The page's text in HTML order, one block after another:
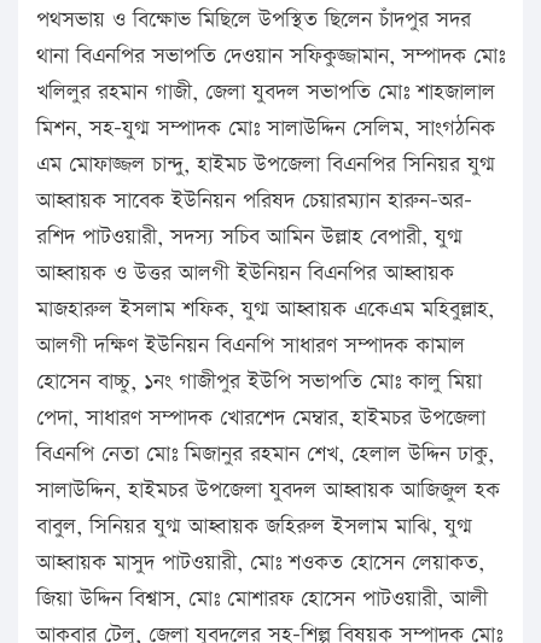
পথসভায় ও বিক্ষোভ মিছিলে উপস্থিত ছিলেন চাঁদপুর সদর
থানা বিএনপির সভাপতি দেওয়ান সফিকুজ্জামান, সম্পাদক মোঃ
খলিলুর রহমান গাজী, জেলা যুবদল সভাপতি মোঃ শাহজালাল
মিশন, সহ-যুগ্ম সম্পাদক মোঃ সালাউদ্দিন সেলিম, সাংগঠনিক
এম মোফাজ্জল চান্দু, হাইমচ উপজেলা বিএনপির সিনিয়র যুগ্ম
আহ্বায়ক সাবেক ইউনিয়ন পরিষদ চেয়ারম্যান হারুন-অর-
রশিদ পাটওয়ারী, সদস্য সচিব আমিন উল্লাহ বেপারী, যুগ্ম
আহ্বায়ক ও উত্তর আলগী ইউনিয়ন বিএনপির আহ্বায়ক
মাজহারুল ইসলাম শফিক, যুগ্ম আহ্বায়ক একেএম মহিবুল্লাহ,
আলগী দক্ষিণ ইউনিয়ন বিএনপি সাধারণ সম্পাদক কামাল
হোসেন বাচ্চু, ১নং গাজীপুর ইউপি সভাপতি মোঃ কালু মিয়া
পেদা, সাধারণ সম্পাদক খোরশেদ মেম্বার, হাইমচর উপজেলা
বিএনপি নেতা মোঃ মিজানুর রহমান শেখ, হেলাল উদ্দিন ঢাকু,
সালাউদ্দিন, হাইমচর উপজেলা যুবদল আহ্বায়ক আজিজুল হক
বাবুল, সিনিয়র যুগ্ম আহ্বায়ক জহিরুল ইসলাম মাঝি, যুগ্ম
আহ্বায়ক মাসুদ পাটওয়ারী, মোঃ শওকত হোসেন লেয়াকত,
জিয়া উদ্দিন বিশ্বাস, মোঃ মোশারফ হোসেন পাটওয়ারী, আলী
আকবার টেলু, জেলা যুবদলের সহ-শিল্প বিষয়ক সম্পাদক মোঃ